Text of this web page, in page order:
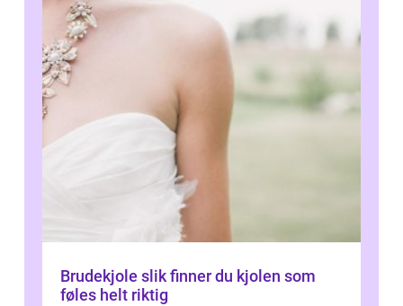
Brudekjole slik finner du kjolen som
føles helt riktig